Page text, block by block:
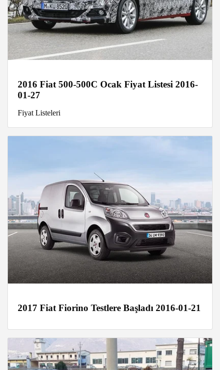
2016 Fiat 500-500C Ocak Fiyat Listesi 2016-
01-27
Fiyat Listeleri
2017 Fiat Fiorino Testlere Başladı 2016-01-21